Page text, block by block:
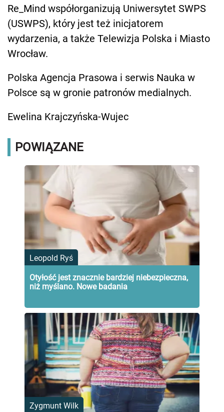
Re_Mind współorganizują Uniwersytet SWPS
(USWPS), który jest też inicjatorem
wydarzenia, a także Telewizja Polska i Miasto
Wrocław.
Polska Agencja Prasowa i serwis Nauka w
Polsce są w gronie patronów medialnych.
Ewelina Krajczyńska-Wujec
POWIĄZANE
Leopold Ryś
Otyłość jest znacznie bardziej niebezpieczna,
niż myślano. Nowe badania
Zygmunt Wilk